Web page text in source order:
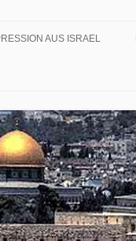
AUS ISRAEL
AVIV (STRAND)
– HEBR. MISCHKAN
GENEZARETH